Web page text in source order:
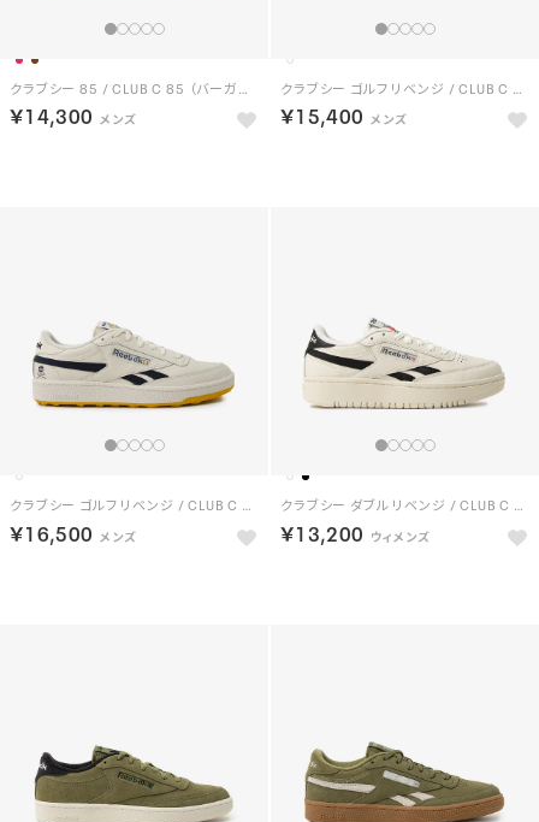
クラブシー 85 / CLUB C 85 （バーガンディー）
￥14,300
クラブシー ゴルフ リベンジ / CLUB C GOLF REVENGE （フットウェアホワイト）
￥15,400
クラブシー ゴルフ リベンジ / CLUB C GOLF REVENGE （チョーク/ネイビー）
￥16,500
クラブシー ダブル リベンジ / CLUB C DOUBLE REVENGE （チョーク）
￥13,200